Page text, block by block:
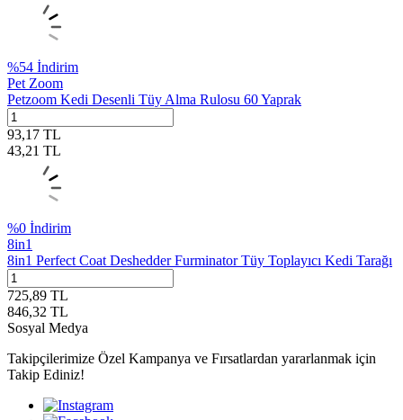
%54 İndirim
Pet Zoom
Petzoom Kedi Desenli Tüy Alma Rulosu 60 Yaprak
93,17 TL
43,21 TL
%0 İndirim
8in1
8in1 Perfect Coat Deshedder Furminator Tüy Toplayıcı Kedi Tarağı
725,89 TL
846,32 TL
Sosyal Medya
Takipçilerimize Özel Kampanya ve Fırsatlardan yararlanmak için
Takip Ediniz!